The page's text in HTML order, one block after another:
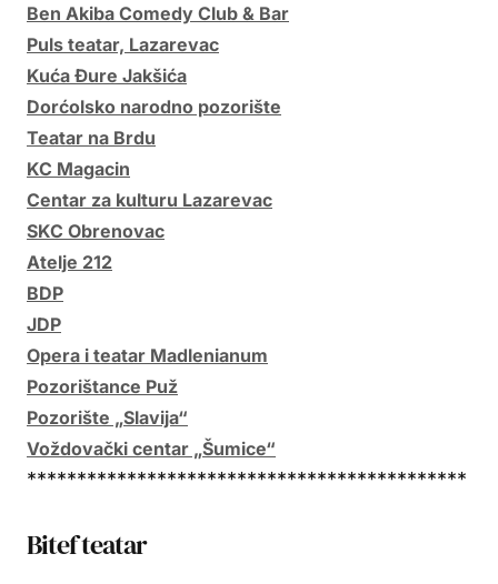
Ben Akiba Comedy Club & Bar
Puls teatar, Lazarevac
Kuća Đure Jakšića
Dorćolsko narodno pozorište
Teatar na Brdu
KC Magacin
Centar za kulturu Lazarevac
SKC Obrenovac
Atelje 212
BDP
JDP
Opera i teatar Madlenianum
Pozorištance Puž
Pozorište „Slavija“
Voždovački centar „Šumice“
********************************************
Bitef teatar